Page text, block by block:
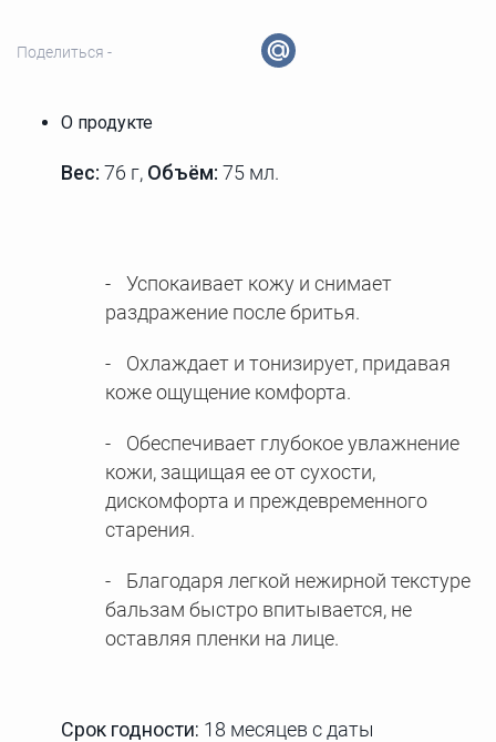
Поделиться -
О продукте
Вес: 76 г, Объём: 75 мл.
Успокаивает кожу и снимает
раздражение после бритья.
Охлаждает и тонизирует, придавая
коже ощущение комфорта.
Обеспечивает глубокое увлажнение
кожи, защищая ее от сухости,
дискомфорта и преждевременного
старения.
Благодаря легкой нежирной текстуре
бальзам быстро впитывается, не
оставляя пленки на лице.
Срок годности: 18 месяцев с даты